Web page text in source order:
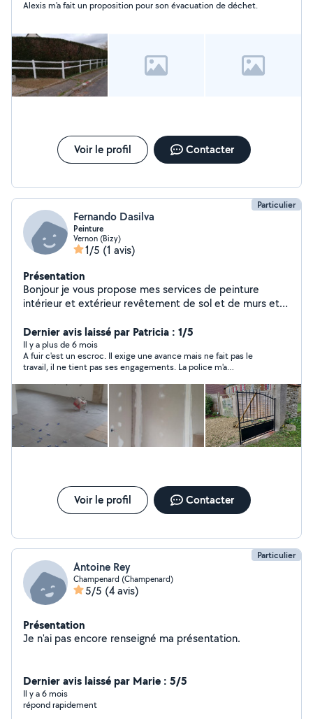
Alexis m'a fait un proposition pour son évacuation de déchet.
Voir le profil Contacter
Particulier
Fernando Dasilva
Peinture
Vernon (Bizy)
1/5 (1 avis)
Présentation
Bonjour je vous propose mes services de peinture
intérieur et extérieur revêtement de sol et de murs et
électricité et carrelage
Dernier avis laissé par Patricia : 1/5
Il y a plus de 6 mois
A fuir c'est un escroc. Il exige une avance mais ne fait pas le
travail, il ne tient pas ses engagements. La police m'a
Fernando mais Celik Muslum.
Voir le profil Contacter
Particulier
Antoine Rey
Champenard (Champenard)
5/5 (4 avis)
Présentation
Je n'ai pas encore renseigné ma présentation.
Dernier avis laissé par Marie : 5/5
Il y a 6 mois
répond rapidement